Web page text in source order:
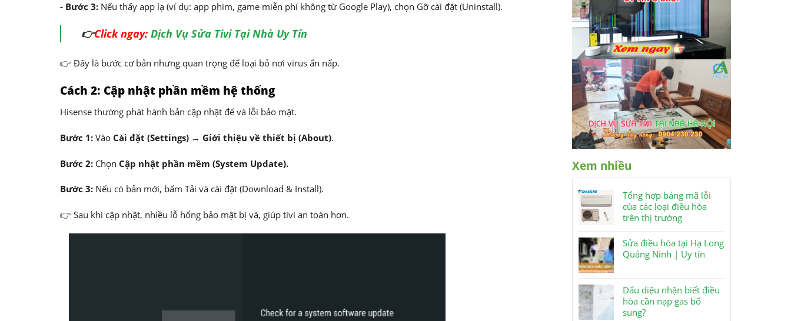
- Bước 3: Nếu thấy app lạ (ví dụ: app phim, game miễn phí không từ Google Play), chọn Gỡ cài đặt (Uninstall).
👉Click ngay: Dịch Vụ Sửa Tivi Tại Nhà Uy Tín
👉 Đây là bước cơ bản nhưng quan trọng để loại bỏ nơi virus ẩn nấp.
Cách 2: Cập nhật phần mềm hệ thống
Hisense thường phát hành bản cập nhật để vá lỗi bảo mật.
Bước 1: Vào Cài đặt (Settings) → Giới thiệu về thiết bị (About).
Bước 2: Chọn Cập nhật phần mềm (System Update).
Bước 3: Nếu có bản mới, bấm Tải và cài đặt (Download & Install).
👉 Sau khi cập nhật, nhiều lỗ hổng bảo mật bị vá, giúp tivi an toàn hơn.
Xem nhiều
Tổng hợp bảng mã lỗi
của các loại điều hòa
trên thị trường
Sửa điều hòa tại Hạ Long
Quảng Ninh | Uy tín
Dấu diệu nhận biết điều
hòa cần nạp gas bổ
sung?